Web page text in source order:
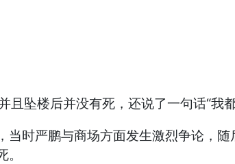
楼后并没有死，还说了一句话“我都
时严鹏与商场方面发生激烈争论，随